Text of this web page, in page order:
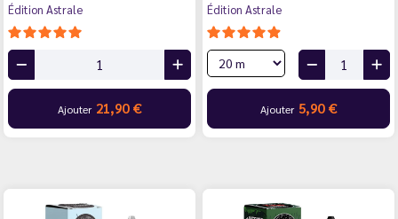
Édition Astrale
Ajouter 21,90 €
Édition Astrale
Ajouter 5,90 €